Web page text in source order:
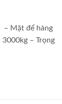
– Mặt để hàng
– Trọng